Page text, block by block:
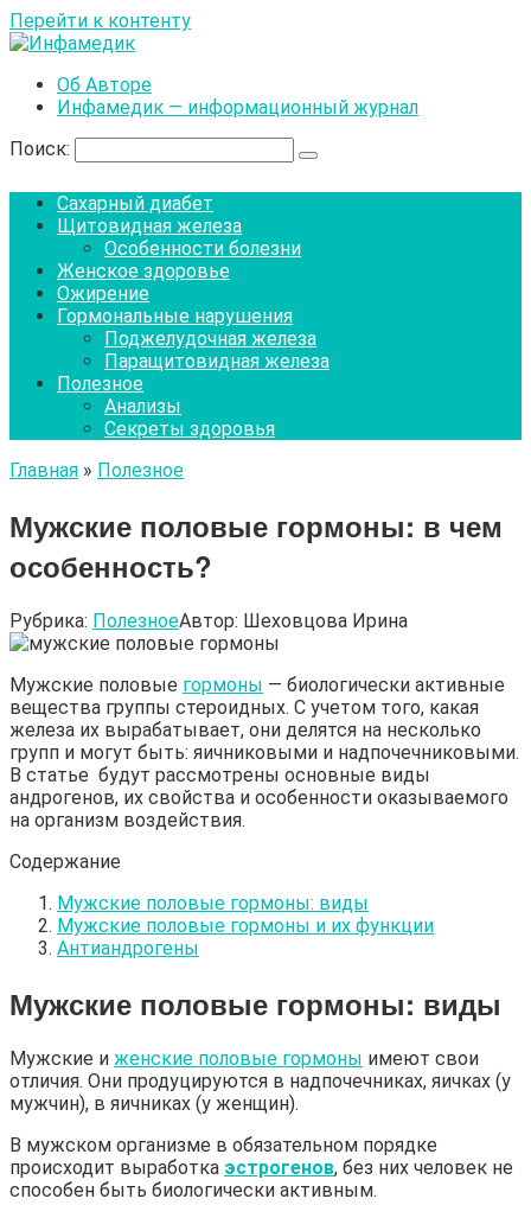
Перейти к контенту
Об Авторе
Инфамедик — информационный журнал
Поиск:
Сахарный диабет
Щитовидная железа
Особенности болезни
Женское здоровье
Ожирение
Гормональные нарушения
Поджелудочная железа
Паращитовидная железа
Полезное
Анализы
Секреты здоровья
Главная » Полезное
Мужские половые гормоны: в чем
особенность?
Рубрика: ПолезноеАвтор: Шеховцова Ирина
Мужские половые гормоны — биологически активные
вещества группы стероидных. С учетом того, какая
железа их вырабатывает, они делятся на несколько
групп и могут быть: яичниковыми и надпочечниковыми.
В статье будут рассмотрены основные виды
андрогенов, их свойства и особенности оказываемого
на организм воздействия.
Содержание
Мужские половые гормоны: виды
Мужские половые гормоны и их функции
Антиандрогены
Мужские половые гормоны: виды
Мужские и женские половые гормоны имеют свои
отличия. Они продуцируются в надпочечниках, яичках (у
мужчин), в яичниках (у женщин).
В мужском организме в обязательном порядке
происходит выработка эстрогенов, без них человек не
способен быть биологически активным.